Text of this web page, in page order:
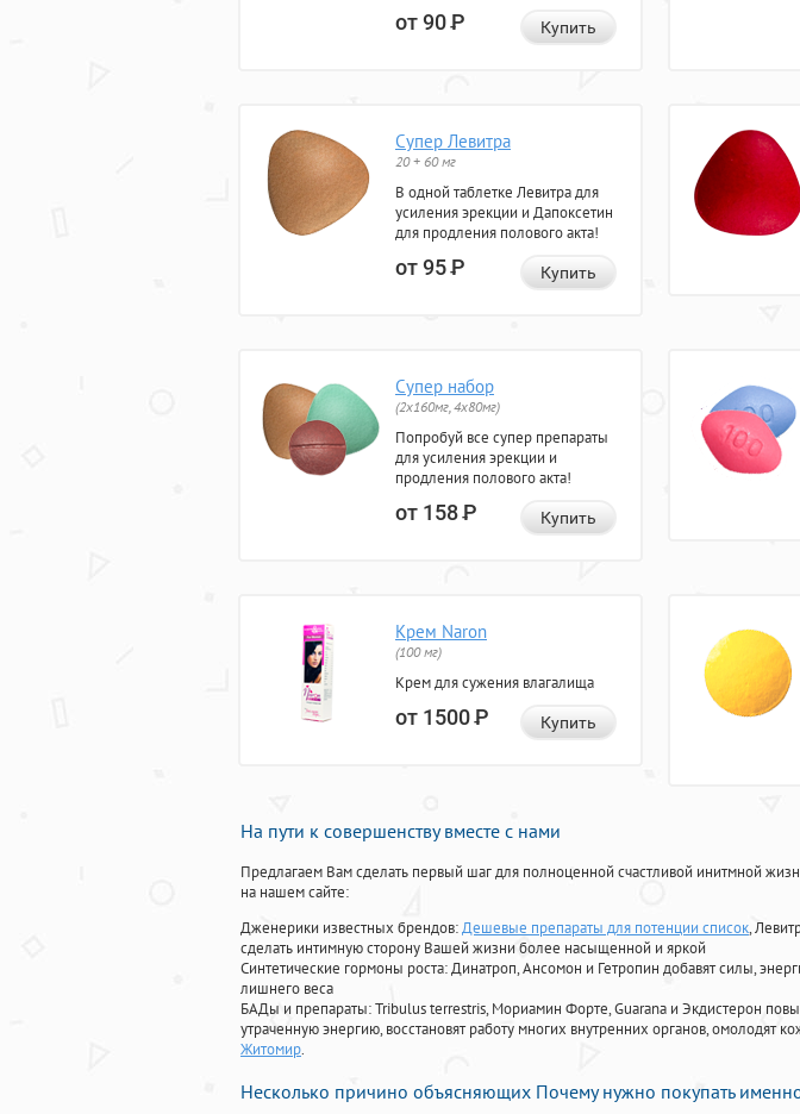
от 90Р Купить
Супер Левитра
20 + 60 мг
В одной таблетке Левитра для
усиления эрекции и Дапоксетин
для продления полового акта!
от 95Р Купить
Супер набор
(2х160мг, 4х80мг)
Попробуй все супер препараты
для усиления эрекции и
продления полового акта!
от 158Р Купить
Крем Naron
(100 мг)
Крем для сужения влагалища
от 1500Р Купить
На пути к совершенству вместе с нами
Предлагаем Вам сделать первый шаг для полноценной счастливой инитмной
на нашем сайте:
Дженерики известных брендов:Дешевые препараты для потенции список,
сделать интимную сторону Вашей жизни более насыщенной и яркой
Синтетические гормоны роста: Динатроп, Ансомон и Гетропин добавят силы,
лишнего веса
БАДы и препараты:Tribulus terrestris, Мориамин Форте, Guarana и Экдистерон
утраченную энергию, восстановят работу многих внутренних органов, омолодят
Житомир.
Несколько причино объясняющих Почему нужно покупать